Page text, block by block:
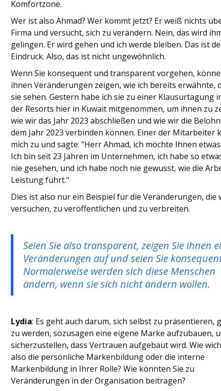
Komfortzone.
Wer ist also Ahmad? Wer kommt jetzt? Er weiß nichts
Firma und versucht, sich zu verändern. Nein, das wird
gelingen. Er wird gehen und ich werde bleiben. Das ist
Eindruck. Also, das ist nicht ungewöhnlich.
Wenn Sie konsequent und transparent vorgehen,
ihnen Veränderungen zeigen, wie ich bereits erwähnte,
sie sehen. Gestern habe ich sie zu einer Klausurtagung
der Resorts hier in Kuwait mitgenommen, um ihnen zu
wie wir das Jahr 2023 abschließen und wie wir die
dem Jahr 2023 verbinden können. Einer der Mitarbeiter
mich zu und sagte: "Herr Ahmad, ich möchte Ihnen
Ich bin seit 23 Jahren im Unternehmen, ich habe so
nie gesehen, und ich habe noch nie gewusst, wie die
Leistung führt."
Dies ist also nur ein Beispiel für die Veränderungen, die
versuchen, zu veröffentlichen und zu verbreiten.
Seien Sie also transparent, zeigen Sie ihnen
Veränderungen auf und seien Sie
Normalerweise werden sich diese Menschen
ändern, wenn sie sich nicht ändern wollen.
Lydia: Es geht auch darum, sich selbst zu präsentieren,
zu werden, sozusagen eine eigene Marke aufzubauen,
sicherzustellen, dass Vertrauen aufgebaut wird. Wie
also die persönliche Markenbildung oder die interne
Markenbildung in Ihrer Rolle? Wie könnten Sie zu
Veränderungen in der Organisation beitragen?